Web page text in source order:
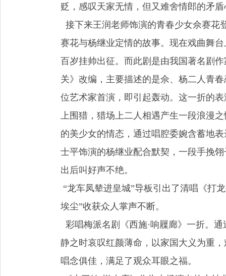
贬，感叹天家无情，但又难舍情郎的矛
接下来王润老师饰演的青春少女佘赛花
赛花与杨继业定情的故事。现在戏曲舞
百岁挂帅出征。而此剧是由我国著名剧
关》改编，主要描述的是佘、杨二人青
位艺术家首演，即引起轰动。这一折的
上围猎，猎场上二人相遇产生一段浪漫
的美少女的情态，通过唱腔委婉含蓄地
士平饰演的杨继业配合默契，一段手挽
出后叫好声不绝。
“龙车凤辇进皇城”导板引出了清唱《打
埃尘”收获众人掌声不断。
彩唱梅派名剧《西施·响屧廊》一折。
静之时哀叹红颜薄命，以家国大义为重
唱念俱佳，满足了观众耳眼之福。